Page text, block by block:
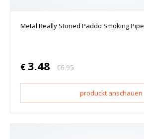
Metal Really Stoned Paddo Smoking Pipe
€ 3.48 €6.95
produckt anschauen